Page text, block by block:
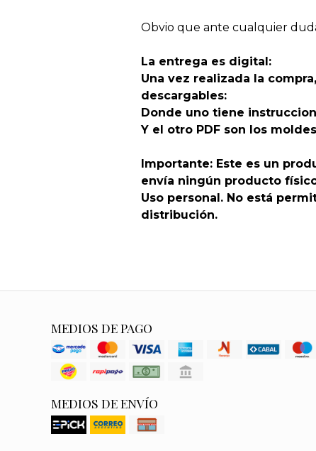
Obvio que ante cualquier
La entrega es digital:
Una vez realizada la
descargables:
Donde uno tiene
Y el otro PDF son los
Importante: Este es un
envía ningún producto
Uso personal. No está
distribución.
MEDIOS DE PAGO
MEDIOS DE ENVÍO